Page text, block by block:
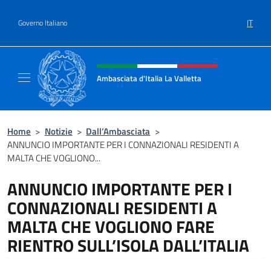
Governo Italiano IT
Intestazione sito, social e menù
Ambasciata d'Italia La Valletta
Home > Notizie > Dall’Ambasciata >
ANNUNCIO IMPORTANTE PER I CONNAZIONALI RESIDENTI A
MALTA CHE VOGLIONO...
ANNUNCIO IMPORTANTE PER I
CONNAZIONALI RESIDENTI A
MALTA CHE VOGLIONO FARE
RIENTRO SULL’ISOLA DALL’ITALIA